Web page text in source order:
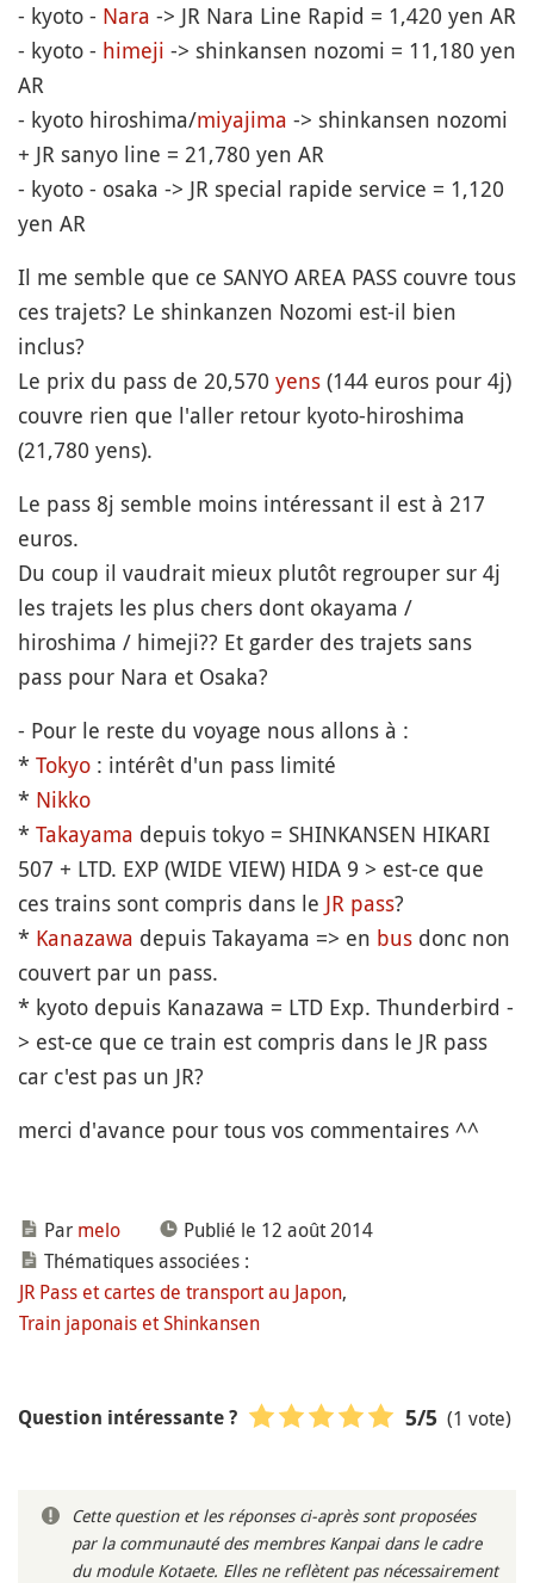
- kyoto - Nara -> JR Nara Line Rapid = 1,420 yen AR
- kyoto - himeji -> shinkansen nozomi = 11,180 yen
AR
- kyoto hiroshima/miyajima -> shinkansen nozomi
+ JR sanyo line = 21,780 yen AR
- kyoto - osaka -> JR special rapide service = 1,120
yen AR
Il me semble que ce SANYO AREA PASS couvre tous
ces trajets? Le shinkanzen Nozomi est-il bien
inclus?
Le prix du pass de 20,570 yens (144 euros pour 4j)
couvre rien que l'aller retour kyoto-hiroshima
(21,780 yens).
Le pass 8j semble moins intéressant il est à 217
euros.
Du coup il vaudrait mieux plutôt regrouper sur 4j
les trajets les plus chers dont okayama /
hiroshima / himeji?? Et garder des trajets sans
pass pour Nara et Osaka?
- Pour le reste du voyage nous allons à :
* Tokyo : intérêt d'un pass limité
* Nikko
* Takayama depuis tokyo = SHINKANSEN HIKARI
507 + LTD. EXP (WIDE VIEW) HIDA 9 > est-ce que
ces trains sont compris dans le JR pass?
* Kanazawa depuis Takayama => en bus donc non
couvert par un pass.
* kyoto depuis Kanazawa = LTD Exp. Thunderbird -
> est-ce que ce train est compris dans le JR pass
car c'est pas un JR?
merci d'avance pour tous vos commentaires ^^
Par melo
Publié le 12 août 2014
Thématiques associées :
JR Pass et cartes de transport au Japon,
Train japonais et Shinkansen
Question intéressante ? 5/5 (1 vote)
Cette question et les réponses ci-après sont proposées
par la communauté des membres Kanpai dans le cadre
du module Kotaete. Elles ne reflètent pas nécessairement